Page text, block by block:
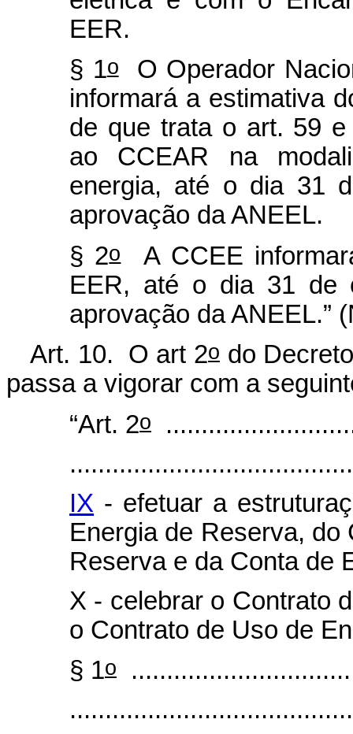
EER.
§ 1oO Operador
informará a estimativa
de que trata o art. 59
ao CCEAR na
energia, até o dia 31
aprovação da ANEEL.
§ 2oA CCEE
EER, até o dia 31 de
aprovação da ANEEL.”
Art. 10. O art 2o do
passa a vigorar com a
“Art. 2o
IX - efetuar a
Energia de Reserva, do
Reserva e da Conta de
X - celebrar o Contrato
o Contrato de Uso de
§ 1o